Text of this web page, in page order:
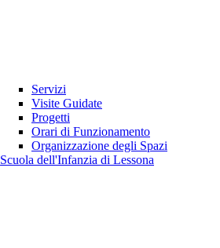
Servizi
Visite Guidate
Progetti
Orari di Funzionamento
Organizzazione degli Spazi
Scuola dell'Infanzia di Lessona